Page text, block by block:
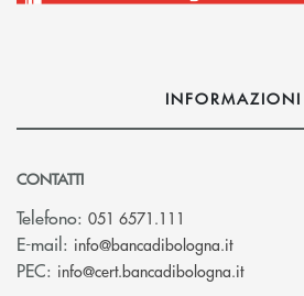
INFORMAZIONI
CONTATTI
Telefono: 051 6571.111
E-mail: info@bancadibologna.it(si apre
PEC: info@cert.bancadibologna.it(si